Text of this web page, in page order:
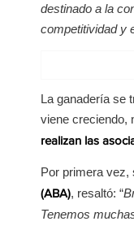
destinado a la
competitividad y
La ganadería se
viene creciendo,
realizan las
Por primera vez,
(ABA), resaltó: “
Tenemos